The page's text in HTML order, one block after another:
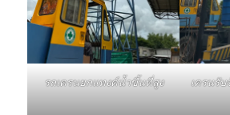
รถเครนยกแทงค์น้ำขึ้นที่สูง
เครนรั